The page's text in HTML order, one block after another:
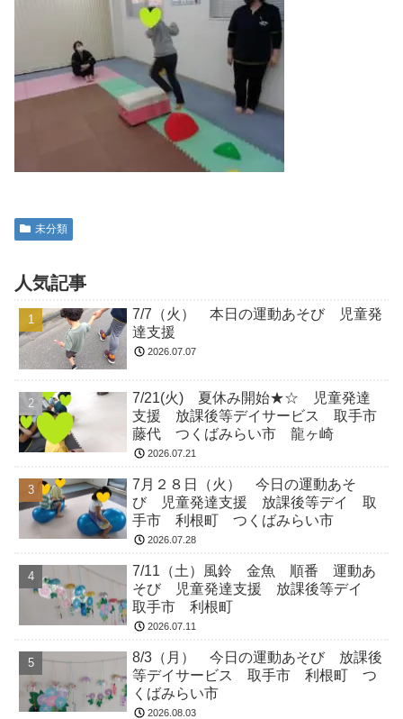
未分類
人気記事
7/7（火） 本日の運動あそび 児童発
達支援
2026.07.07
7/21(火) 夏休み開始★☆ 児童発達
支援 放課後等デイサービス 取手市
藤代 つくばみらい市 龍ヶ崎
2026.07.21
7月２８日（火） 今日の運動あそ
び 児童発達支援 放課後等デイ 取
手市 利根町 つくばみらい市
2026.07.28
7/11（土）風鈴 金魚 順番 運動あ
そび 児童発達支援 放課後等デイ
取手市 利根町
2026.07.11
8/3（月） 今日の運動あそび 放課後
等デイサービス 取手市 利根町 つ
くばみらい市
2026.08.03